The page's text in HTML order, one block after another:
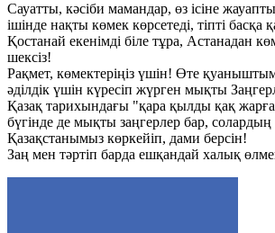
Сауатты, кәсіби мамандар, өз ісіне
ішінде нақты көмек көрсетеді, тіпті басқа
Қостанай екенімді біле тұра, Астанадан
шексіз!
Рақмет, көмектеріңіз үшін! Өте
әділдік үшін күресіп жүрген мықты
Қазақ тарихындағы "қара қылды қақ
бүгінде де мықты заңгерлер бар,
Қазақстанымыз көркейіп, дами берсін!
Заң мен тәртіп барда ешқандай халық